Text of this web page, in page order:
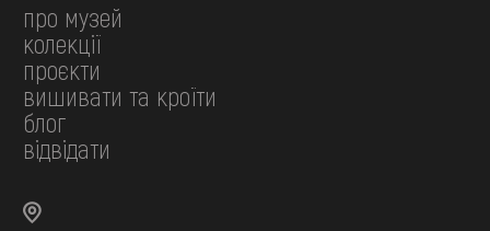
про музей
колекції
проєкти
вишивати та кроїти
блог
відвідати